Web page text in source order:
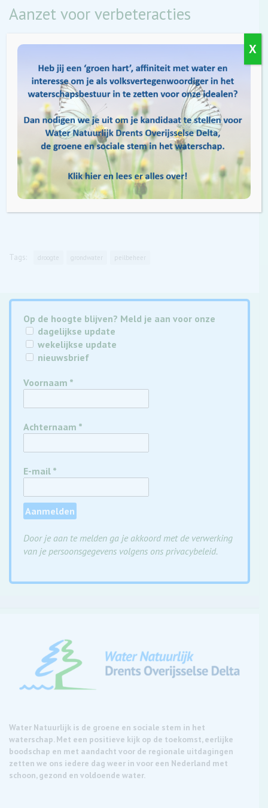
Aanzet voor verbeteracties
trekken uit de effecten van droogte en hier voor de toekomst
bovenstrooms is zowel van belang voor natuur als landbouw.
De aanbevelingen in de evaluatie geven goed richting aan
voor verbeteracties.
Vervolg
De evaluatie krijgt een vervolg met andere betrokken partijen.
Water Natuurlijk vindt het belangrijk om van elkaar te leren,
de samenwerking te versterken en verbeteracties in te zetten.
Zij ziet met veel belangstelling uit naar het vervolg van de
evaluatie en de verbeteracties.
Tags: droogte grondwater peilbeheer
Op de hoogte blijven? Meld je aan voor onze
dagelijkse update
wekelijkse update
nieuwsbrief
Voornaam *
Achternaam *
E-mail *
Door je aan te melden ga je akkoord met de verwerking
van je persoonsgegevens volgens ons privacybeleid.
Water Natuurlijk is de groene en sociale stem in het
waterschap. Met een positieve kijk op de toekomst, eerlijke
boodschap en met aandacht voor de regionale uitdagingen
zetten we ons iedere dag weer in voor een Nederland met
schoon, gezond en voldoende water.
X